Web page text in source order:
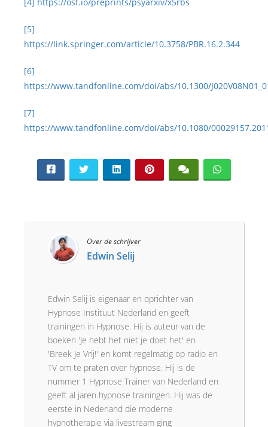
[5]
https://link.springer.com/article/10.3758/PBR.16.2.344
[6]
https://www.tandfonline.com/doi/abs/10.1300/
[7]
https://www.tandfonline.com/doi/abs/10.1080/
Over de schrijver
Edwin Selij
Edwin Selij is eigenaar en oprichter van
Hypnose Instituut Nederland en geeft
trainingen in Hypnose. Hij is auteur van de
boeken 'Je hebt het niet je doet het' en
'Breek Je Vrij!' en komt regelmatig op radio en
TV om te praten over hypnose. Hij is de
nummer 1 Hypnose Trainer van Nederland en
geeft al jaren hypnose trainingen. Hij was de
eerste in Nederland die moderne
hypnotherapie via livestream ging